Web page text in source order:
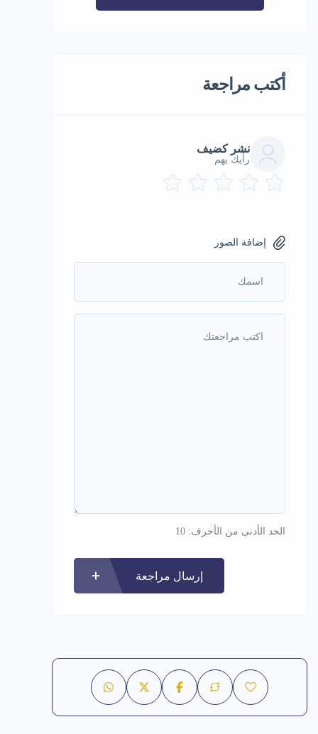
أكتب مراجعة
نشر كضيف
رأيك يهم
إضافة الصور
الحد الأدنى من الأحرف: 10
إرسال مراجعة